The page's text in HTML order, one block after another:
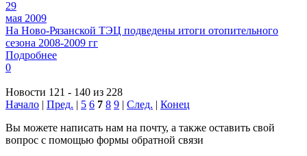
29
мая 2009
На Ново-Рязанской ТЭЦ подведены итоги отопительного
сезона 2008-2009 гг
Подробнее
0
Новости 121 - 140 из 228
Начало | Пред. | 5 6 7 8 9 | След. | Конец
Вы можете написать нам на почту, а также оставить свой
вопрос с помощью формы обратной связи